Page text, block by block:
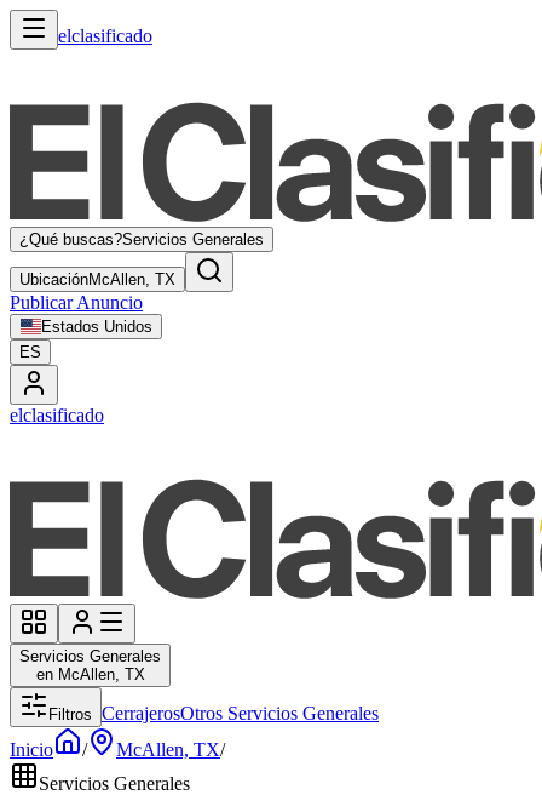
elclasificado
¿Qué buscas?Servicios Generales
UbicaciónMcAllen, TX
Publicar Anuncio
Estados Unidos
ES
elclasificado
Servicios Generales
en McAllen, TX
Filtros CerrajerosOtros Servicios Generales
Inicio
/ McAllen, TX/
Servicios Generales